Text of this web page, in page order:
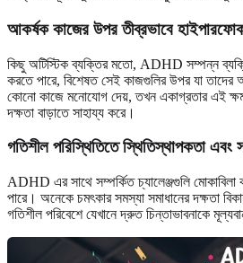
আকর্ষক কাজের উপর তীব্রভাবে
কিছু অটিস্টিক ব্যক্তির মতো, ADHD সম্পন্ন
করতে পারে, বিশেষত সেই কাজগুলির উপর যা তাদের
কোনো কাজে মনোযোগ দেয়, তখন একাগ্রতার এই
দক্ষতা বাড়াতে সাহায্য করে।
গতিশীল পরিস্থিতিতে স্থিতিস্থাপকতা এবং
ADHD এর সাথে সম্পর্কিত চ্যালেঞ্জগুলি মোকাবিলা
পারে। অনেকে চমৎকার সমস্যা সমাধানের দক্ষতা
গতিশীল পরিবেশে যেখানে দ্রুত চিন্তাভাবনাকে